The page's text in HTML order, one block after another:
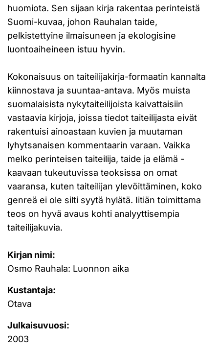
huomiota. Sen sijaan kirja rakentaa perinteistä
Suomi-kuvaa, johon Rauhalan taide,
pelkistettyine ilmaisuneen ja ekologisine
luontoaiheineen istuu hyvin.
Kokonaisuus on taiteilijakirja-formaatin kannalta
kiinnostava ja suuntaa-antava. Myös muista
suomalaisista nykytaiteilijoista kaivattaisiin
vastaavia kirjoja, joissa tiedot taiteilijasta eivät
rakentuisi ainoastaan kuvien ja muutaman
lyhytsanaisen kommentaarin varaan. Vaikka
melko perinteisen taiteilija, taide ja elämä -
kaavaan tukeutuvissa teoksissa on omat
vaaransa, kuten taiteilijan ylevöittäminen, koko
genreä ei ole silti syytä hylätä. Iitiän toimittama
teos on hyvä avaus kohti analyyttisempia
taiteilijakuvia.
Kirjan nimi:
Osmo Rauhala: Luonnon aika
Kustantaja:
Otava
Julkaisuvuosi:
2003